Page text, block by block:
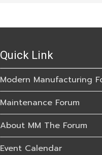
Quick Link
Modern Manufacturing
Maintenance Forum
About MM The Forum
Event Calendar